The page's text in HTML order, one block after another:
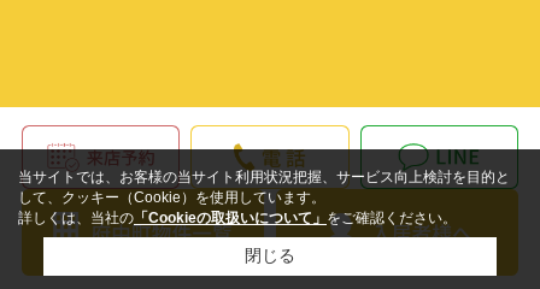
当サイトでは、お客様の当サイト利用状況把握、サービス向上検討を目的と
して、クッキー（Cookie）を使用しています。
詳しくは、当社の 「Cookieの取扱いについて」 をご確認ください。
閉じる